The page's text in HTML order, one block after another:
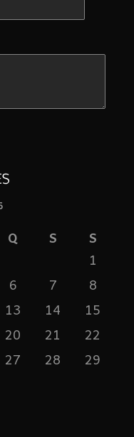
Q S S
1
6 7
8
13 14
15
20 21
22
27 28
29